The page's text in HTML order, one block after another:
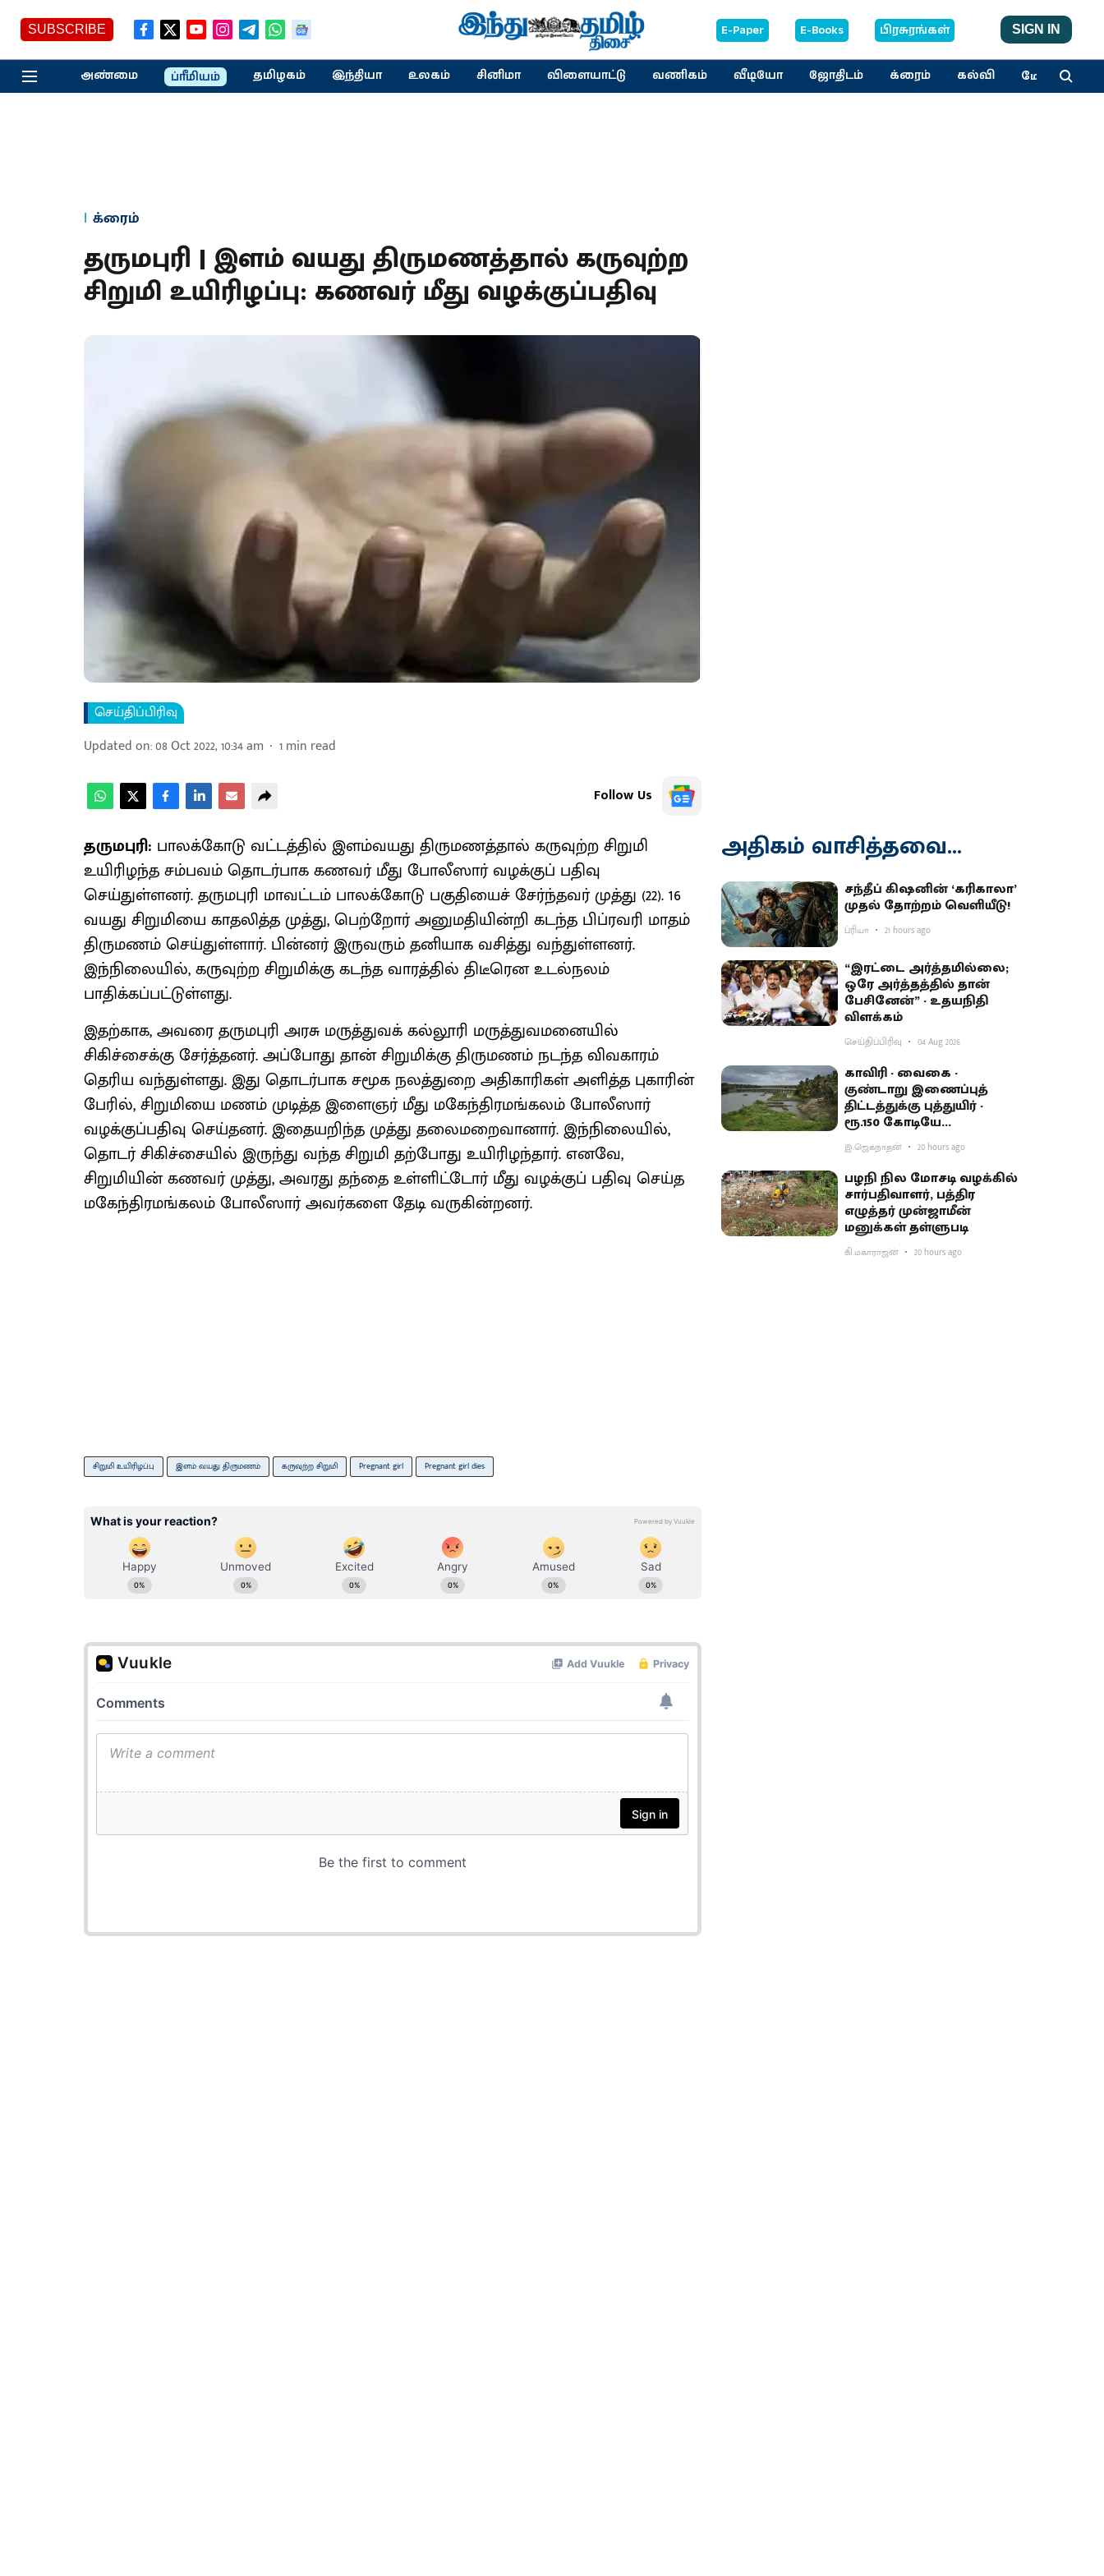
SUBSCRIBE E-Paper E-Books பிரசுரங்கள் SIGN IN
அண்மை ப்ரீமியம் தமிழகம் இந்தியா உலகம் சினிமா விளையாட்டு வணிகம் வீடியோ ஜோதிடம் க்ரைம் கல்வி மேலும்
க்ரைம்
தருமபுரி | இளம் வயது திருமணத்தால் கருவுற்ற
சிறுமி உயிரிழப்பு: கணவர் மீது வழக்குப்பதிவு
செய்திப்பிரிவு
Updated on:08 Oct 2022, 10:34 am 1min read
Follow Us
தருமபுரி: பாலக்கோடு வட்டத்தில் இளம்வயது திருமணத்தால் கருவுற்ற சிறுமி
உயிரிழந்த சம்பவம் தொடர்பாக கணவர் மீது போலீஸார் வழக்குப் பதிவு
செய்துள்ளனர். தருமபுரி மாவட்டம் பாலக்கோடு பகுதியைச் சேர்ந்தவர் முத்து (22). 16
வயது சிறுமியை காதலித்த முத்து, பெற்றோர் அனுமதியின்றி கடந்த பிப்ரவரி மாதம்
திருமணம் செய்துள்ளார். பின்னர் இருவரும் தனியாக வசித்து வந்துள்ளனர்.
இந்நிலையில், கருவுற்ற சிறுமிக்கு கடந்த வாரத்தில் திடீரென உடல்நலம்
பாதிக்கப்பட்டுள்ளது.
இதற்காக, அவரை தருமபுரி அரசு மருத்துவக் கல்லூரி மருத்துவமனையில்
சிகிச்சைக்கு சேர்த்தனர். அப்போது தான் சிறுமிக்கு திருமணம் நடந்த விவகாரம்
தெரிய வந்துள்ளது. இது தொடர்பாக சமூக நலத்துறை அதிகாரிகள் அளித்த புகாரின்
பேரில், சிறுமியை மணம் முடித்த இளைஞர் மீது மகேந்திரமங்கலம் போலீஸார்
வழக்குப்பதிவு செய்தனர். இதையறிந்த முத்து தலைமறைவானார். இந்நிலையில்,
தொடர் சிகிச்சையில் இருந்து வந்த சிறுமி தற்போது உயிரிழந்தார். எனவே,
சிறுமியின் கணவர் முத்து, அவரது தந்தை உள்ளிட்டோர் மீது வழக்குப் பதிவு செய்த
மகேந்திரமங்கலம் போலீஸார் அவர்களை தேடி வருகின்றனர்.
சிறுமி உயிரிழப்பு இளம் வயது திருமணம் கருவுற்ற சிறுமி Pregnant girl Pregnant girl dies
அதிகம் வாசித்தவை...
சந்தீப் கிஷனின் ‘கரிகாலா’
முதல் தோற்றம் வெளியீடு!
ப்ரியா 21 hours ago
“இரட்டை அர்த்தமில்லை;
ஒரே அர்த்தத்தில் தான்
பேசினேன்” - உதயநிதி
விளக்கம்
செய்திப்பிரிவு 04 Aug 2026
காவிரி - வைகை -
குண்டாறு இணைப்புத்
திட்டத்துக்கு புத்துயிர் -
ரூ.150 கோடியே
ஒதுக்கியதால் விவசாயிகள்
ஏமாற்றம்
இ.ஜெகநாதன் 20 hours ago
பழநி நில மோசடி வழக்கில்
சார்பதிவாளர், பத்திர
எழுத்தர் முன்ஜாமீன்
மனுக்கள் தள்ளுபடி
கி.மகாராஜன் 20 hours ago